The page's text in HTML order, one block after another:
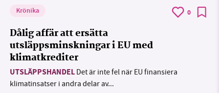
Krönika 0
Dålig affär att ersätta
utsläppsminskningar i EU med
klimatkrediter
UTSLÄPPSHANDEL Det är inte fel när EU finansiera
klimatinsatser i andra delar av...